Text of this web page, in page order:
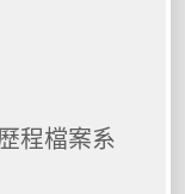
程檔案系